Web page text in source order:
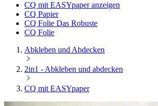
CQ mit EASYpaper anzeigen
CQ Papier
CQ Folie Das Robuste
CQ Folie
Abkleben und Abdecken
2in1 - Abkleben und abdecken
CQ mit EASYpaper